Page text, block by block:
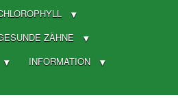
ZÄHNE
INFORMATION